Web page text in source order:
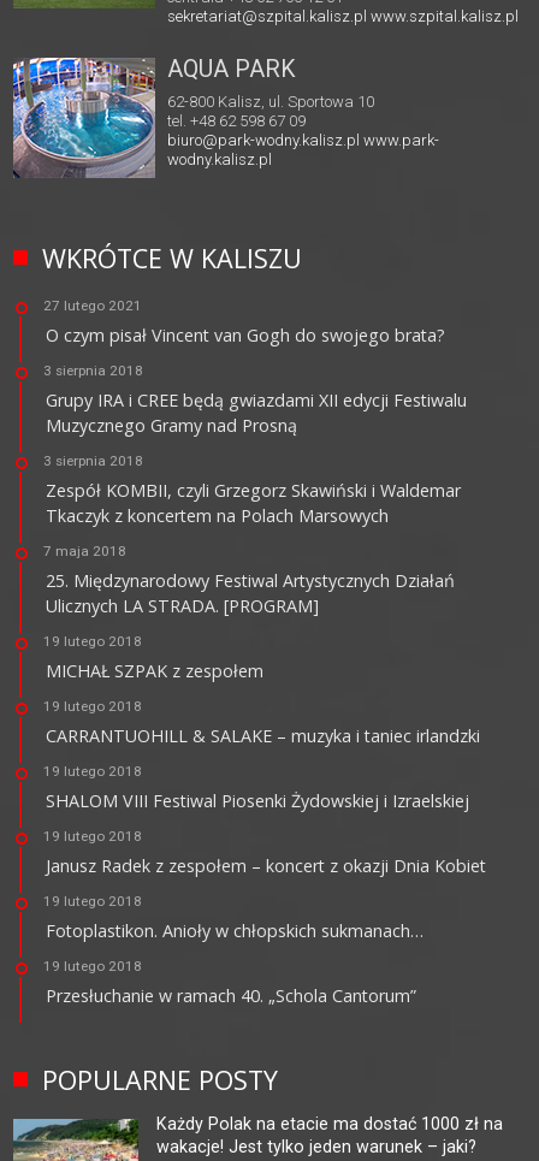
sekretariat@szpital.kalisz.pl www.szpital.kalisz.pl
AQUA PARK
62-800 Kalisz, ul. Sportowa 10
tel. +48 62 598 67 09
biuro@park-wodny.kalisz.pl www.park-
wodny.kalisz.pl
WKRÓTCE W KALISZU
27 lutego 2021
O czym pisał Vincent van Gogh do swojego brata?
3 sierpnia 2018
Grupy IRA i CREE będą gwiazdami XII edycji Festiwalu
Muzycznego Gramy nad Prosną
3 sierpnia 2018
Zespół KOMBII, czyli Grzegorz Skawiński i Waldemar
Tkaczyk z koncertem na Polach Marsowych
7 maja 2018
25. Międzynarodowy Festiwal Artystycznych Działań
Ulicznych LA STRADA. [PROGRAM]
19 lutego 2018
MICHAŁ SZPAK z zespołem
19 lutego 2018
CARRANTUOHILL & SALAKE – muzyka i taniec irlandzki
19 lutego 2018
SHALOM VIII Festiwal Piosenki Żydowskiej i Izraelskiej
19 lutego 2018
Janusz Radek z zespołem – koncert z okazji Dnia Kobiet
19 lutego 2018
Fotoplastikon. Anioły w chłopskich sukmanach…
19 lutego 2018
Przesłuchanie w ramach 40. „Schola Cantorum”
POPULARNE POSTY
Każdy Polak na etacie ma dostać 1000 zł na
wakacje! Jest tylko jeden warunek – jaki?